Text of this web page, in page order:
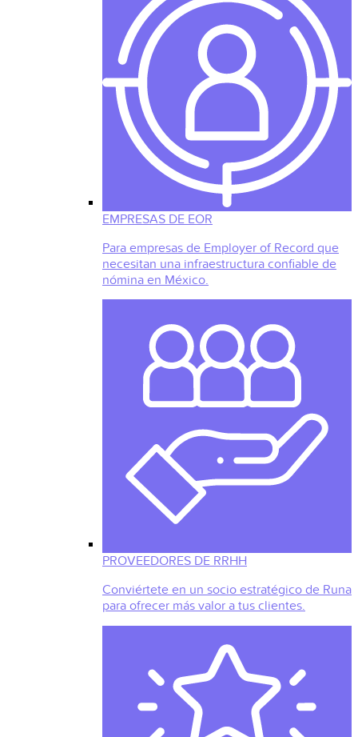
EMPRESAS DE EOR
Para empresas de Employer of Record que
necesitan una infraestructura confiable de
nómina en México.
PROVEEDORES DE RRHH
Conviértete en un socio estratégico de Runa
para ofrecer más valor a tus clientes.